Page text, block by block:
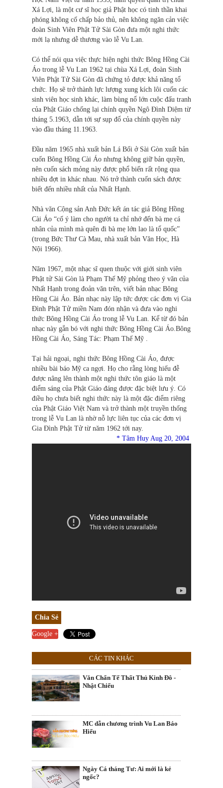
Xá Lợi, là một cư sĩ học giả Phật học có tinh thần khai
phóng không cố chấp bảo thủ, nên không ngăn cản việc
đoàn Sinh Viên Phật Tử Sài Gòn đưa một nghi thức
mới lạ nhưng dễ thương vào lễ Vu Lan.
Có thể nói qua việc thực hiện nghi thức Bông Hồng Cài
Áo trong lễ Vu Lan 1962 tại chùa Xá Lợi, đoàn Sinh
Viên Phật Tử Sài Gòn đã chứng tỏ được khả năng tổ
chức. Họ sẽ trở thành lực lượng xung kích lôi cuốn các
sinh viên học sinh khác, làm bùng nổ lớn cuộc đấu tranh
của Phật Giáo chống lại chính quyền Ngô Đình Diệm từ
tháng 5.1963, dẫn tới sự sụp đổ của chính quyền này
vào đầu tháng 11.1963.
Đầu năm 1965 nhà xuất bản Lá Bối ở Sài Gòn xuất bản
cuốn Bông Hồng Cài Áo nhưng không giữ bản quyền,
nên cuốn sách mỏng này được phổ biến rất rộng qua
nhiều đợt in khác nhau. Nó trở thành cuốn sách được
biết đến nhiều nhất của Nhất Hạnh.
Nhà văn Cộng sản Anh Đức kết án tác giả Bông Hồng
Cài Áo “cố ý làm cho người ta chỉ nhớ đến bà mẹ cá
nhân của mình mà quên đi bà mẹ lớn lao là tổ quốc”
(trong Bức Thư Cà Mau, nhà xuất bản Văn Học, Hà
Nội 1966).
Năm 1967, một nhạc sĩ quen thuộc với giới sinh viên
Phật tử Sài Gòn là Phạm Thế Mỹ phỏng theo ý văn của
Nhất Hạnh trong đoản văn trên, viết bản nhạc Bông
Hồng Cài Áo. Bản nhạc này lập tức được các đơn vị Gia
Đình Phật Tử miền Nam đón nhận và đưa vào nghi
thức Bông Hồng Cài Áo trong lễ Vu Lan. Kể từ đó bản
nhạc này gắn bó với nghi thức Bông Hồng Cài Áo.Bông
Hồng Cài Áo, Sáng Tác: Phạm Thế Mỹ .
Tại hải ngoại, nghi thức Bông Hồng Cài Áo, được
nhiều bài báo Mỹ ca ngợi. Họ cho rằng lòng hiếu đễ
được nâng lên thành một nghi thức tôn giáo là một
điểm sáng của Phật Giáo đáng được đặc biệt lưu ý. Có
điều họ chưa biết nghi thức này là một đặc điểm riêng
của Phật Giáo Việt Nam và trở thành một truyền thống
trong lễ Vu Lan là nhờ nỗ lực liên tục của các đơn vị
Gia Đình Phật Tử từ năm 1962 tới nay.
* Tâm Huy Aug 20, 2004
Chia Sẻ
Google +
CÁC TIN KHÁC
Văn Chẩn Tế Thất Thủ Kinh Đô -
Nhật Chiếu
MC dẫn chương trình Vu Lan Báo
Hiếu
Ngày Cá tháng Tư: Ai mới là kẻ
ngốc?